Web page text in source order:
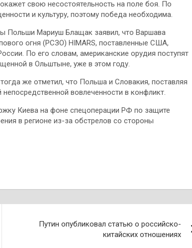
свою несостоятельность на поле боя. По
и культуру, поэтому победа необходима.
Польши Мариуш Блащак заявил, что Варшава
огня (РСЗО) HIMARS, поставленные США,
По его словам, американские орудия поступят
в Ольштыне, уже в этом году.
же отметил, что Польша и Словакия, поставляя
вовлеченности в конфликт.
Киева на фоне спецоперации РФ по защите
в регионе из-за обстрелов со стороны
Путин опубликовал статью о российско-
китайских отношениях